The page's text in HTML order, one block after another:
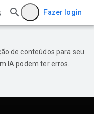
Fazer login
de conteúdos para seu
IA podem ter erros.